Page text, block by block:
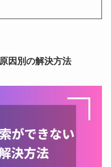
因別の解決方法